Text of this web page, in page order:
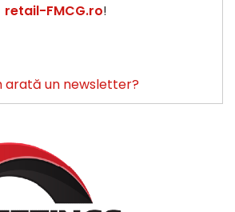
retail-FMCG.ro!
arată un newsletter?